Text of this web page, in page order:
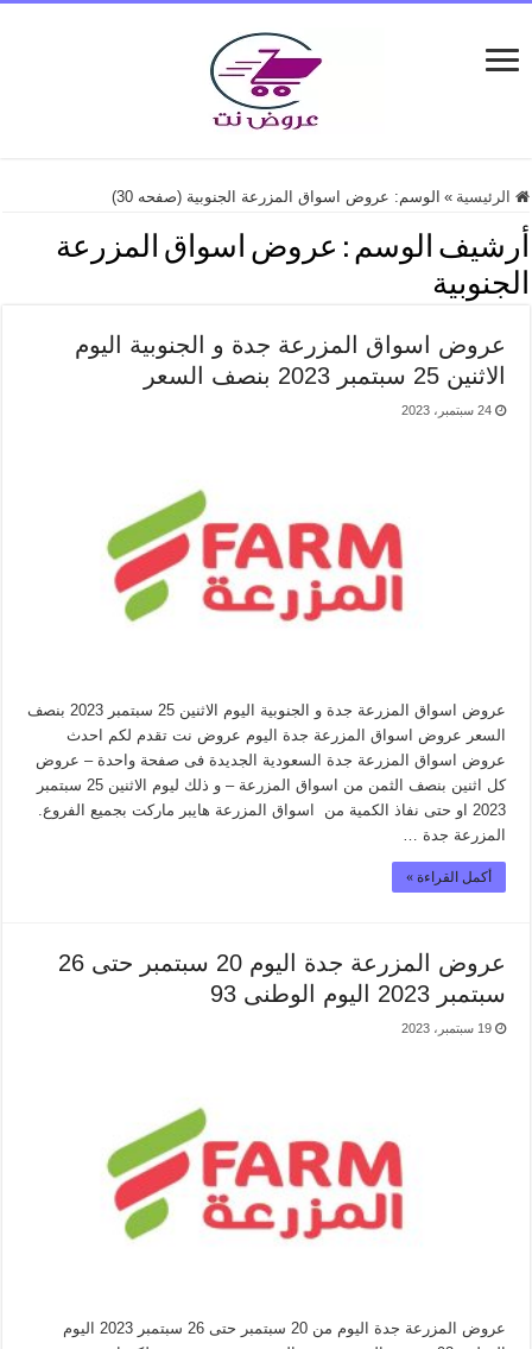
الرئيسية » الوسم: عروض اسواق المزرعة الجنوبية (صفحه 30)
أرشيف الوسم : عروض اسواق المزرعة
الجنوبية
عروض اسواق المزرعة جدة و الجنوبية اليوم
الاثنين 25 سبتمبر 2023 بنصف السعر
24 سبتمبر، 2023
عروض اسواق المزرعة جدة و الجنوبية اليوم الاثنين 25 سبتمبر 2023 بنصف
السعر عروض اسواق المزرعة جدة اليوم عروض نت تقدم لكم احدث
عروض اسواق المزرعة جدة السعودية الجديدة فى صفحة واحدة – عروض
كل اثنين بنصف الثمن من اسواق المزرعة – و ذلك ليوم الاثنين 25 سبتمبر
2023 او حتى نفاذ الكمية من اسواق المزرعة هايبر ماركت بجميع الفروع.
المزرعة جدة …
أكمل القراءة »
عروض المزرعة جدة اليوم 20 سبتمبر حتى 26
سبتمبر 2023 اليوم الوطنى 93
19 سبتمبر، 2023
عروض المزرعة جدة اليوم من 20 سبتمبر حتى 26 سبتمبر 2023 اليوم